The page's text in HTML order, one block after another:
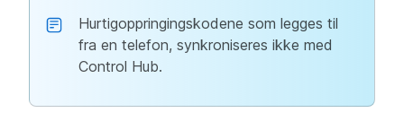
Hurtigoppringingskodene som legges til
fra en telefon, synkroniseres ikke med
Control Hub.